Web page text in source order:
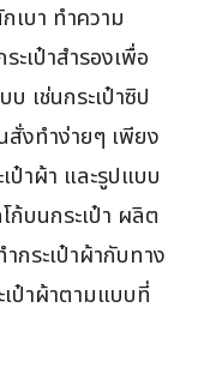
เบา ทำความ
ะเป๋าสำรองเพื่อ
เช่นกระเป๋าซิป
สั่งทำง่ายๆ เพียง
ป๋าผ้า และรูปแบบ
บนกระเป๋า ผลิต
กระเป๋าผ้ากับทาง
เป๋าผ้าตามแบบที่